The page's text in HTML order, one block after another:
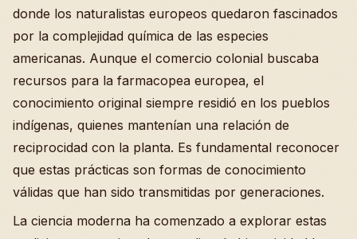
donde los naturalistas europeos quedaron fascinados
por la complejidad química de las especies
americanas. Aunque el comercio colonial buscaba
recursos para la farmacopea europea, el
conocimiento original siempre residió en los pueblos
indígenas, quienes mantenían una relación de
reciprocidad con la planta. Es fundamental reconocer
que estas prácticas son formas de conocimiento
válidas que han sido transmitidas por generaciones.
La ciencia moderna ha comenzado a explorar estas